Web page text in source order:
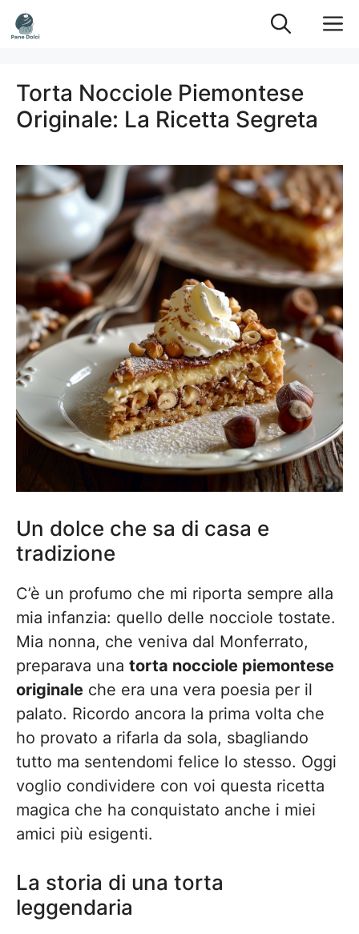
Vai
al
Torta Nocciole Piemontese
Originale: La Ricetta Segreta
Un dolce che sa di casa e
tradizione
C’è un profumo che mi riporta sempre alla
mia infanzia: quello delle nocciole tostate.
Mia nonna, che veniva dal Monferrato,
preparava una torta nocciole piemontese
originale che era una vera poesia per il
palato. Ricordo ancora la prima volta che
ho provato a rifarla da sola, sbagliando
tutto ma sentendomi felice lo stesso. Oggi
voglio condividere con voi questa ricetta
magica che ha conquistato anche i miei
amici più esigenti.
La storia di una torta
leggendaria